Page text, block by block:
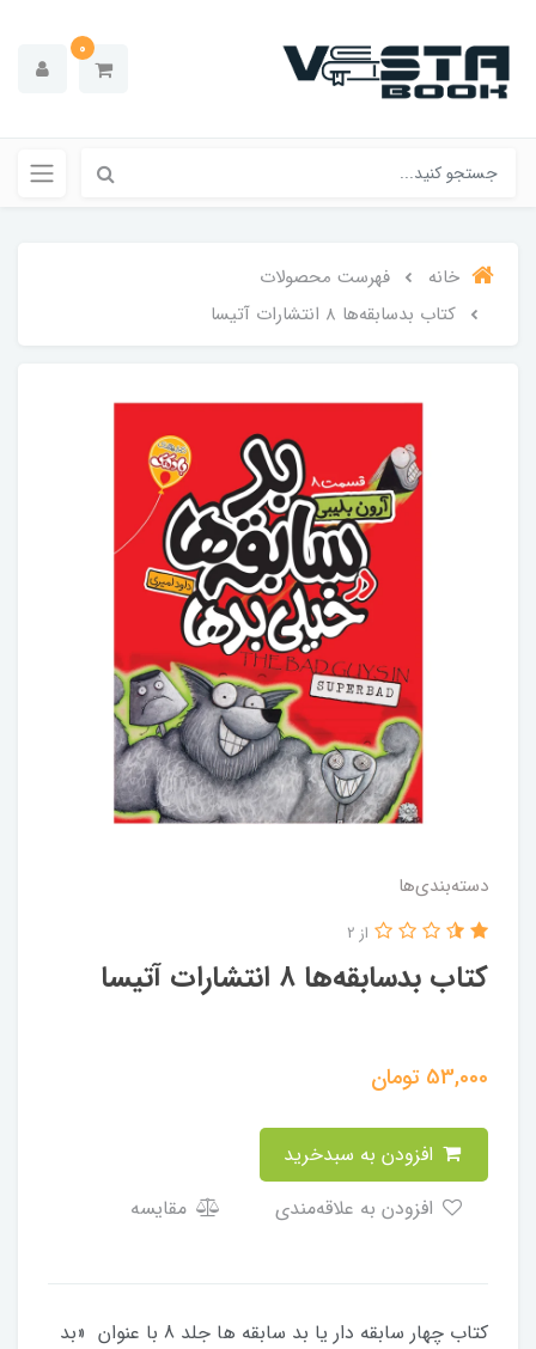
0
خانه
فهرست محصولات
کتاب بدسابقه‌ها ۸ انتشارات آتیسا
دسته‌بندی‌ها
کتاب بدسابقه‌ها ۸ انتشارات آتیسا
از 2
53,000 تومان
مقایسه
کتاب چهار سابقه دار یا بد سابقه ها جلد 8 با عنوان «بد